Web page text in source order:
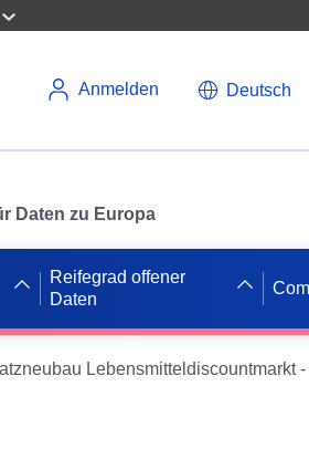
Anmelden Deutsch
Daten zu Europa
Reifegrad offener
Daten